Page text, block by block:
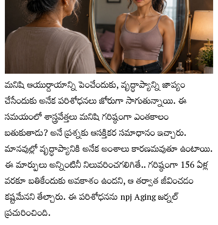
మనిషి ఆయుర్దాయాన్ని పెంచేందుకు, వృద్ధాప్యాన్ని జాప్యం
చేసేందుకు అనేక పరిశోధనలు జోరుగా సాగుతున్నాయి. ఈ
సమయంలో శాస్త్రవేత్తలు మనిషి గరిష్ఠంగా ఎంతకాలం
బతుకుతాడు? అనే ప్రశ్నకు ఆసక్తికర సమాధానం ఇచ్చారు.
మానవుల్లో వృద్ధాప్యానికి అనేక అంశాలు కారణమవుతూ ఉంటాయి.
ఈ మార్పులు అన్నింటినీ నిలువరించగలిగితే.. గరిష్ఠంగా 156 ఏళ్ల
వరకూ బతికేందుకు అవకాశం ఉందని, ఆ తర్వాత జీవించడం
కష్టమేనని తేల్చారు. ఈ పరిశోధనను npj Aging జర్నల్‌
ప్రచురించింది.